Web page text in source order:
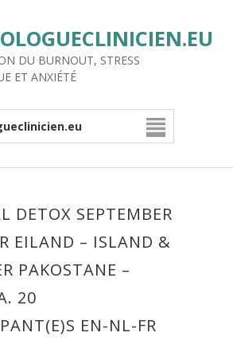
DU BURNOUT, STRESS
ET ANXIÉTÉ
DETOX SEPTEMBER
EILAND – ISLAND &
PAKOSTANE –
20
EN-NL-FR